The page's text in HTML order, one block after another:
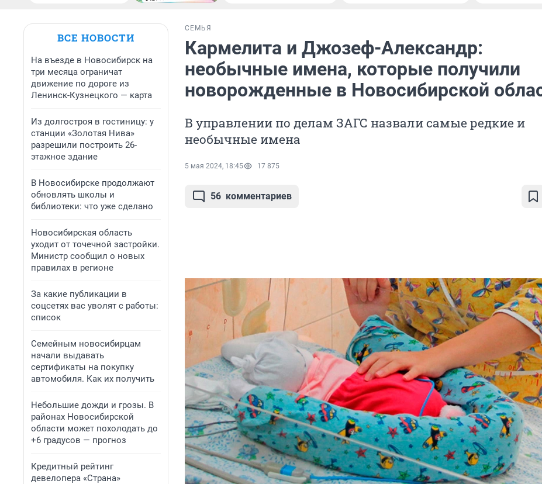
ВСЕ НОВОСТИ
На въезде в Новосибирск на
три месяца ограничат
движение по дороге из
Ленинск-Кузнецкого — карта
Из долгостроя в гостиницу: у
станции «Золотая Нива»
разрешили построить 26-
этажное здание
В Новосибирске продолжают
обновлять школы и
библиотеки: что уже сделано
Новосибирская область
уходит от точечной застройки.
Министр сообщил о новых
правилах в регионе
За какие публикации в
соцсетях вас уволят с работы:
список
Семейным новосибирцам
начали выдавать
сертификаты на покупку
автомобиля. Как их получить
Небольшие дожди и грозы. В
районах Новосибирской
области может похолодать до
+6 градусов — прогноз
Кредитный рейтинг
девелопера «Страна»
СЕМЬЯ
Кармелита и Джозеф-Александр:
необычные имена, которые получили
новорожденные в Новосибирской
В управлении по делам ЗАГС назвали самые редкие и
необычные имена
5 мая 2024, 18:45 17 875
56 комментариев